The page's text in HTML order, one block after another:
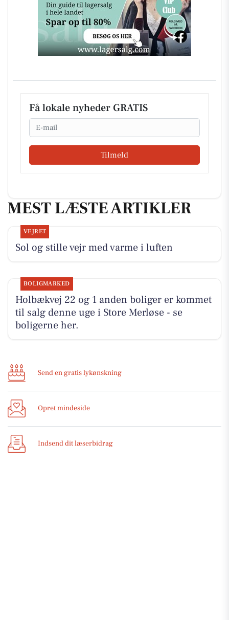
Få lokale nyheder GRATIS
Email
Tilmeld
MEST LÆSTE ARTIKLER
VEJRET
Sol og stille vejr med varme i luften
BOLIGMARKED
Holbækvej 22 og 1 anden boliger er kommet
til salg denne uge i Store Merløse - se
boligerne her.
Send en gratis lykønskning
Opret mindeside
Indsend dit læserbidrag